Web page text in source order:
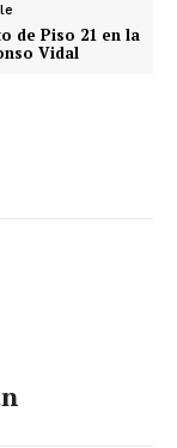
de Piso 21 en la
Vidal